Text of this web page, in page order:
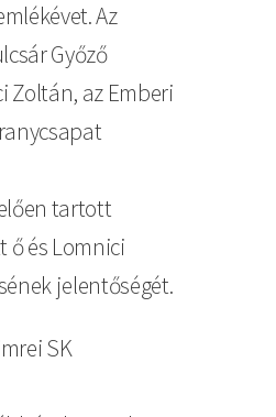
Az
Győző
Zoltán, az Emberi
tartott
ő és Lomnici
jelentőségét.
SK